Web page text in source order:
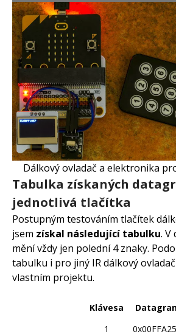
Dálkový ovladač a elektronika
Tabulka získaných
jednotlivá tlačítka
Postupným testováním tlačítek
jsem získal následující tabulku. V
mění vždy jen polední 4 znaky.
tabulku i pro jiný IR dálkový
vlastním projektu.
Klávesa
1